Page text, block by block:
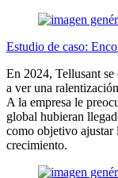
Estudio de caso:
En 2024, Tellusant se
a ver una
A la empresa le
global hubieran
como objetivo ajustar
crecimiento.